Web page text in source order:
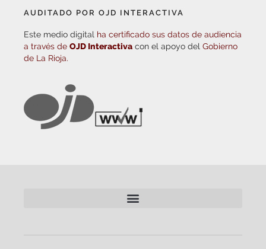
AUDITADO POR OJD INTERACTIVA
Este medio digital ha certificado sus datos de audiencia
a través de OJD Interactiva con el apoyo del Gobierno
de La Rioja.